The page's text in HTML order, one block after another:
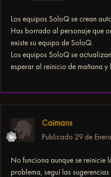
Los equipos SoloQ se crean
Has borrado al personaje que
existe su equipo de SoloQ.
Los equipos SoloQ se
esperar al reinicio de mañana
Caimans
Publicado 29 de
No funciona aunque se reinicie
problema, seguí las